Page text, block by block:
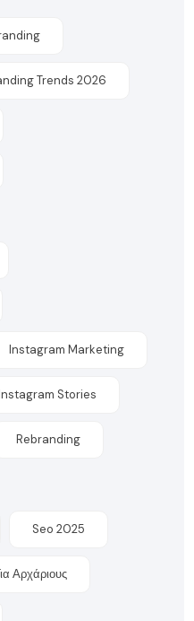
Trends 2026
Instagram Marketing
Stories
Rebranding
Seo 2025
Αρχάριους